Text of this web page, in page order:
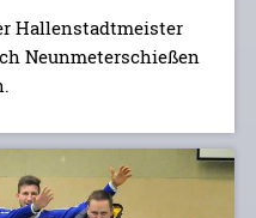
Hallenstadtmeister
Neunmeterschießen